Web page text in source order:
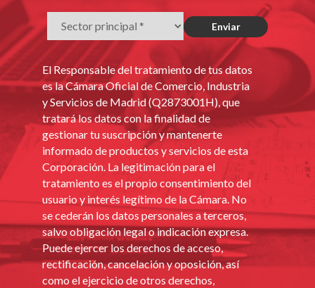
El Responsable del tratamiento de tus datos
es la Cámara Oficial de Comercio, Industria
y Servicios de Madrid (Q2873001H), que
tratará los datos con la finalidad de
gestionar tu suscripción y mantenerte
informado de productos y servicios de esta
Corporación. La legitimación para el
tratamiento es el propio consentimiento del
usuario y interés legítimo de la Cámara. No
se cederán los datos personales a terceros,
salvo obligación legal o indicación expresa.
Puede ejercer los derechos de acceso,
rectificación, cancelación y oposición, así
como el ejercicio de otros derechos,